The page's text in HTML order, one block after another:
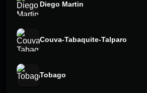
Diego Martin
Couva-Tabaquite-Talparo
Tobago